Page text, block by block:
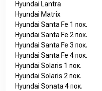
Hyundai Lantra
Hyundai Matrix
Hyundai Santa Fe 1 пок.
Hyundai Santa Fe 2 пок.
Hyundai Santa Fe 3 пок.
Hyundai Santa Fe 4 пок.
Hyundai Solaris 1 пок.
Hyundai Solaris 2 пок.
Hyundai Sonata 4 пок.